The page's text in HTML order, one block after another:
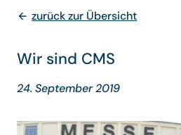
zurück zur Übersicht
Wir sind CMS
24. September 2019